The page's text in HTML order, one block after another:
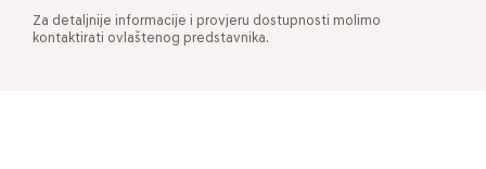
Za detaljnije informacije i provjeru dostupnosti molimo
kontaktirati ovlaštenog predstavnika.